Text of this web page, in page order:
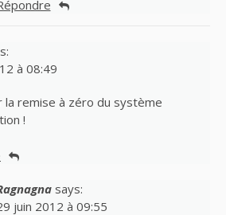
à 08:49
la remise à zéro du système
!
says:
juin 2012 à 09:55